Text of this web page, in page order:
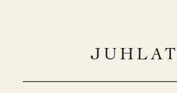
JUHLAT